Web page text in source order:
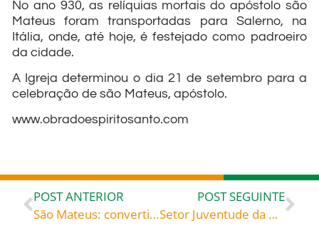
No ano 930, as relíquias mortais do apóstolo são
Mateus foram transportadas para Salerno, na
Itália, onde, até hoje, é festejado como padroeiro
da cidade.
A Igreja determinou o dia 21 de setembro para a
celebração de são Mateus, apóstolo.
www.obradoespiritosanto.com
POST ANTERIOR
São Mateus: convertido, apóstolo, evangelista – Bento XVI, papa de 2005 a 2013
POST SEGUINTE
Setor Juventude da Diocese de Blumenau convida para Encontro de Formação no Dia Nacional da Juventude